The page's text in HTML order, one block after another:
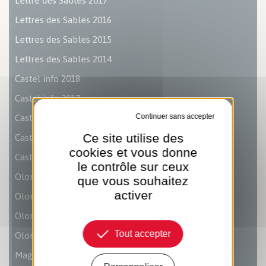
Lettres des Sables 2016
Lettres des Sables 2015
Lettres des Sables 2014
Castel info 2018
Castel info 2017
Castel info 2016
Castel info 2015
Castel info 2014
Olonne le Mag 2018
Olonne le mag 2017
Olonne le Mag 2016
Olonne le Mag 2015
Magazine Nous Les Sables 2019-2025
Ce site utilise des
cookies et vous donne
le contrôle sur ceux
que vous souhaitez
activer
Tout accepter
Tout refuser